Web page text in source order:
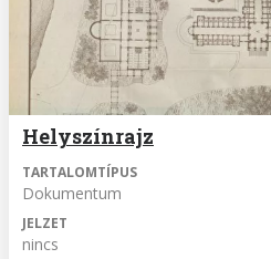
Helyszínrajz
TARTALOMTÍPUS
Dokumentum
JELZET
nincs